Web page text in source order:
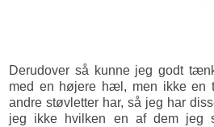
Derudover så kunne jeg godt
med en højere hæl, men ikke en
andre støvletter har, så jeg har
jeg ikke hvilken en af dem jeg